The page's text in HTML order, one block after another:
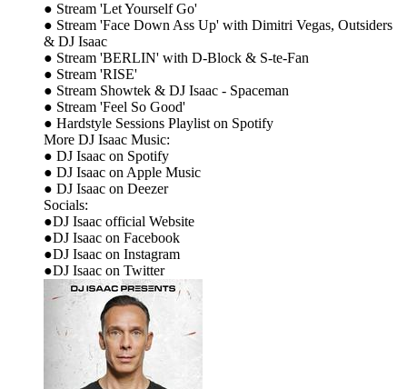
● Stream 'Let Yourself Go'
● Stream 'Face Down Ass Up' with Dimitri Vegas, Outsiders
& DJ Isaac
● Stream 'BERLIN' with D-Block & S-te-Fan
● Stream 'RISE'
● Stream Showtek & DJ Isaac - Spaceman
● Stream 'Feel So Good'
● Hardstyle Sessions Playlist on Spotify
More DJ Isaac Music:
● DJ Isaac on Spotify
● DJ Isaac on Apple Music
● DJ Isaac on Deezer
Socials:
●DJ Isaac official Website
●DJ Isaac on Facebook
●DJ Isaac on Instagram
●DJ Isaac on Twitter